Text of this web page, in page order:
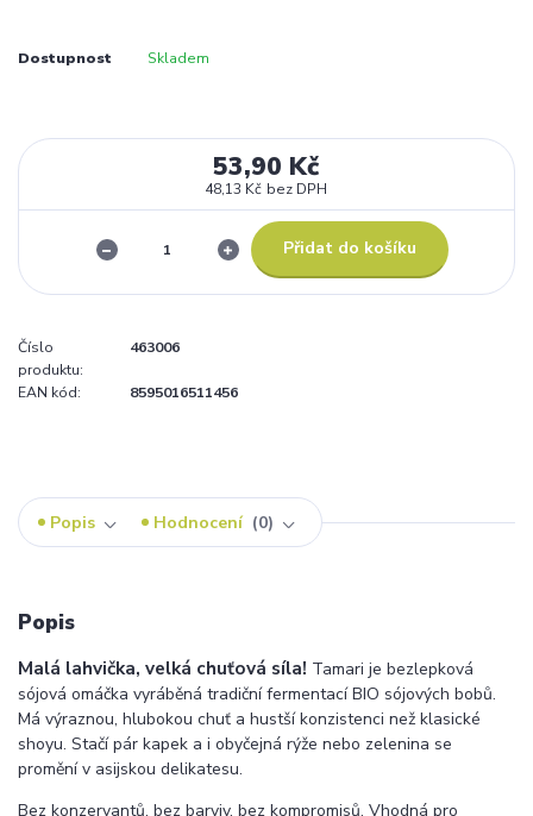
Dostupnost Skladem
53,90 Kč
48,13 Kč bez DPH
Přidat do košíku
Číslo
produktu:
463006
EAN kód: 8595016511456
Popis Hodnocení 0
Popis
Malá lahvička, velká chuťová síla! Tamari je bezlepková
sójová omáčka vyráběná tradiční fermentací BIO sójových bobů.
Má výraznou, hlubokou chuť a hustší konzistenci než klasické
shoyu. Stačí pár kapek a i obyčejná rýže nebo zelenina se
promění v asijskou delikatesu.
Bez konzervantů, bez barviv, bez kompromisů. Vhodná pro